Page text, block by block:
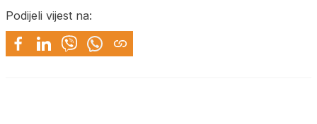
Podijeli vijest na: